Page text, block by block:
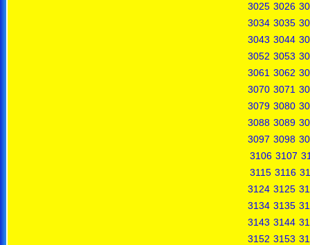
3025 3026
3034 3035
3043 3044
3052 3053
3061 3062
3070 3071
3079 3080
3088 3089
3097 3098
3106 3107
3115 3116
3124 3125
3134 3135
3143 3144
3152 3153